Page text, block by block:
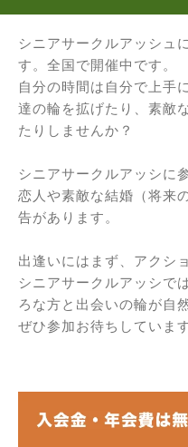
シニアサークルアッシュ
す。全国で開催中です。
自分の時間は自分で上手
達の輪を拡げたり、素敵
たりしませんか？
シニアサークルアッシに
恋人や素敵な結婚（将来
告があります。
出逢いにはまず、アクシ
シニアサークルアッシで
ろな方と出会いの輪が自
ぜひ参加お待ちしています